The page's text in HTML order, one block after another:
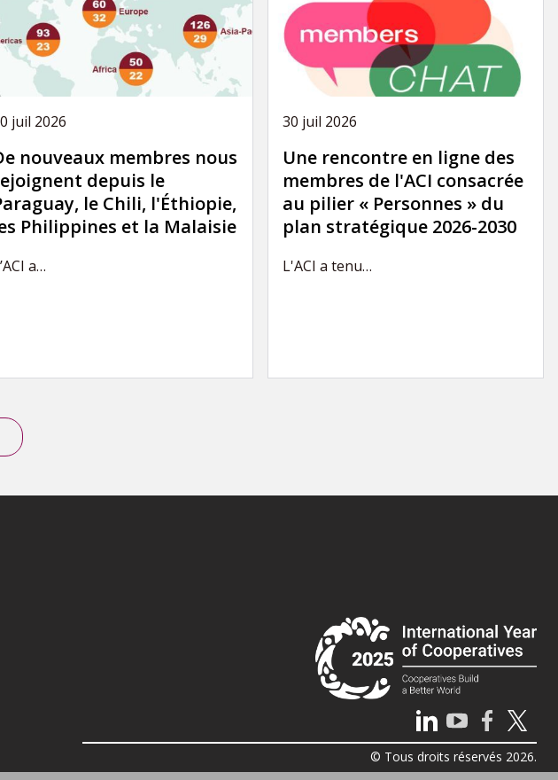
juil 2026
nouveaux membres nous
depuis le
le Chili, l'Éthiopie,
Philippines et la Malaisie
a…
30 juil 2026
Une rencontre en ligne des
membres de l'ACI consacrée
au pilier « Personnes » du
plan stratégique 2026-2030
L'ACI a tenu…
© Tous droits réservés 2026.